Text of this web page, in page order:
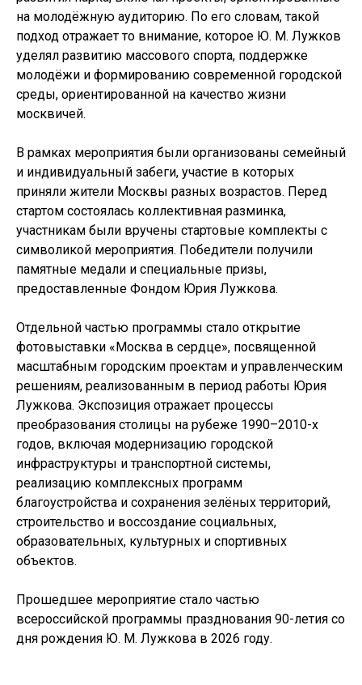
на молодёжную аудиторию. По его словам, такой
подход отражает то внимание, которое Ю. М. Лужков
уделял развитию массового спорта, поддержке
молодёжи и формированию современной городской
среды, ориентированной на качество жизни
москвичей.
В рамках мероприятия были организованы семейный
и индивидуальный забеги, участие в которых
приняли жители Москвы разных возрастов. Перед
стартом состоялась коллективная разминка,
участникам были вручены стартовые комплекты с
символикой мероприятия. Победители получили
памятные медали и специальные призы,
предоставленные Фондом Юрия Лужкова.
Отдельной частью программы стало открытие
фотовыставки «Москва в сердце», посвященной
масштабным городским проектам и управленческим
решениям, реализованным в период работы Юрия
Лужкова. Экспозиция отражает процессы
преобразования столицы на рубеже 1990–2010-х
годов, включая модернизацию городской
инфраструктуры и транспортной системы,
реализацию комплексных программ
благоустройства и сохранения зелёных территорий,
строительство и воссоздание социальных,
образовательных, культурных и спортивных
объектов.
Прошедшее мероприятие стало частью
всероссийской программы празднования 90-летия со
дня рождения Ю. М. Лужкова в 2026 году.